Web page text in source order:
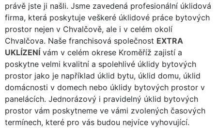
právě jste ji našli. Jsme zavedená profesionální úklidová
firma, která poskytuje veškeré úklidové práce bytových
prostor nejen v Chvalčově, ale i v celém okolí
Chvalčova. Naše franchisová společnost EXTRA
UKLÍZENÍ vám v celém okrese Kroměříž zajistí a
poskytne velmi kvalitní a spolehlivé úklidy bytových
prostor jako je například úklid bytu, úklid domu, úklid
domácnosti v domech nebo úklidy bytových prostor v
panelácích. Jednorázový i pravidelný úklid bytových
prostor vám poskytneme ve vámi zvolených časových
termínech, které pro vás budou nejvíce vyhovující.